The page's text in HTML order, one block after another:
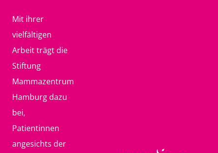
Mit ihrer
vielfältigen
Arbeit trägt die
Stiftung
Mammazentrum
Hamburg dazu
bei,
Patientinnen
angesichts der